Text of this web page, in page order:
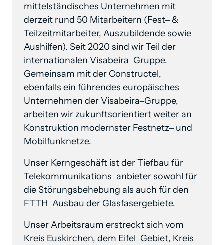
mittelständisches Unternehmen
derzeit rund 50 Mitarbeitern (Fest‒
Teilzeitmitarbeiter, Auszubildende
Aushilfen). Seit 2020 sind wir Teil
internationalen Visabeira‒
Gemeinsam mit der
ebenfalls ein führendes
Unternehmen der Visabeira‒
arbeiten wir zukunftsorientiert weiter
Konstruktion modernster Festnetz‒
Mobilfunknetze.
Unser Kerngeschäft ist der Tiefbau
Telekommunikations‒anbieter sowohl
die Störungsbehebung als auch für
FTTH‒Ausbau der Glasfasergebiete.
Unser Arbeitsraum erstreckt sich
Kreis Euskirchen, dem Eifel‒Gebiet,